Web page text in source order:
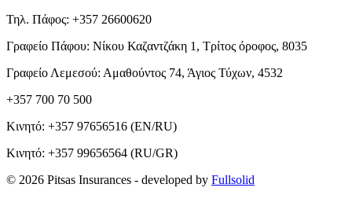
Τηλ. Πάφος: +357 26600620
Γραφείο Πάφου: Νίκου Καζαντζάκη 1, Τρίτος όροφος, 8035
Γραφείο Λεμεσού: Αμαθούντος 74, Άγιος Τύχων, 4532
+357 700 70 500
Κινητό: +357 97656516 (EN/RU)
Κινητό: +357 99656564 (RU/GR)
© 2026 Pitsas Insurances - developed by Fullsolid